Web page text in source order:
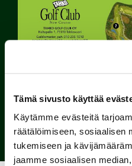
Tämä sivusto käyttää
Käytämme evästeitä
räätälöimiseen, sosiaalisen
tukemiseen ja
jaamme sosiaalisen